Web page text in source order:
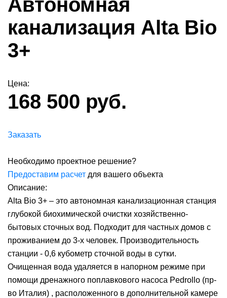
Автономная
канализация Alta Bio
3+
Цена:
168 500 руб.
Заказать
Необходимо проектное решение?
Предоставим расчет для вашего объекта
Описание:
Alta Bio 3+ – это автономная канализационная станция
глубокой биохимической очистки хозяйственно-
бытовых сточных вод. Подходит для частных домов с
проживанием до 3-х человек. Производительность
станции - 0,6 кубометр сточной воды в сутки.
Очищенная вода удаляется в напорном режиме при
помощи дренажного поплавкового насоса Pedrollo (пр-
во Италия) , расположенного в дополнительной камере